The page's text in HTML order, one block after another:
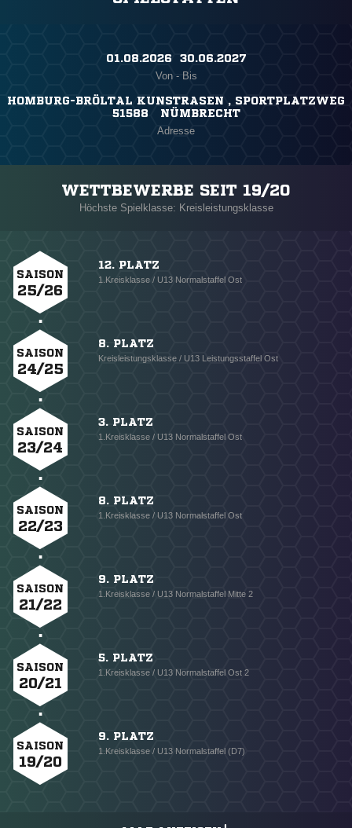
01.08.2026 ​ 30.06.2027
Von - Bis
HOMBURG-BRÖLTAL KUNSTRASEN , SPORTPLATZWEG
51588 NÜMBRECHT
Adresse
WETTBEWERBE SEIT 19/20
Höchste Spielklasse: Kreisleistungsklasse
SAISON
25/26
12. PLATZ
1.Kreisklasse / U13 Normalstaffel Ost
SAISON
24/25
8. PLATZ
Kreisleistungsklasse / U13 Leistungsstaffel Ost
SAISON
23/24
3. PLATZ
1.Kreisklasse / U13 Normalstaffel Ost
SAISON
22/23
8. PLATZ
1.Kreisklasse / U13 Normalstaffel Ost
SAISON
21/22
9. PLATZ
1.Kreisklasse / U13 Normalstaffel Mitte 2
SAISON
20/21
5. PLATZ
1.Kreisklasse / U13 Normalstaffel Ost 2
SAISON
19/20
9. PLATZ
1.Kreisklasse / U13 Normalstaffel (D7)